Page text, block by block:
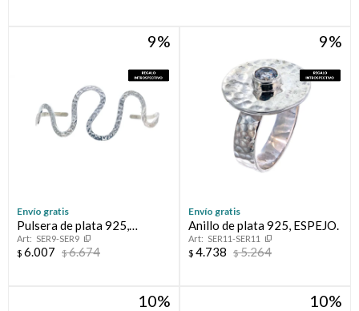
9
Envío gratis
Pulsera de plata 925,
MAGIA.SER9-SER9
$ 6.007 $6.674
9
Envío gratis
Anillo de plata 925, ESPEJO.
SER11-SER11
$ 4.738 $5.264
10 10